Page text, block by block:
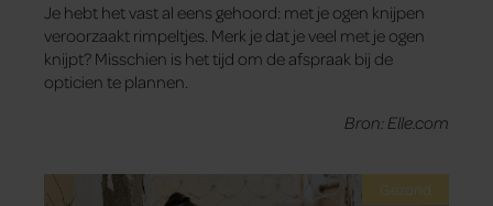
Je hebt het vast al eens gehoord: met je ogen knijpen
veroorzaakt rimpeltjes. Merk je dat je veel met je ogen
knijpt? Misschien is het tijd om de afspraak bij de
opticien te plannen.
Bron: Elle.com
Gezond